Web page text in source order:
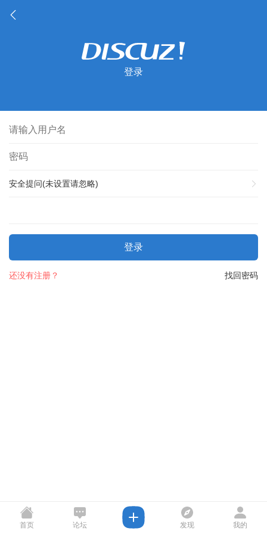
登录
安全提问(未设置请忽略)
登录
找回密码
还没有注册？
首页 论坛 发现 我的